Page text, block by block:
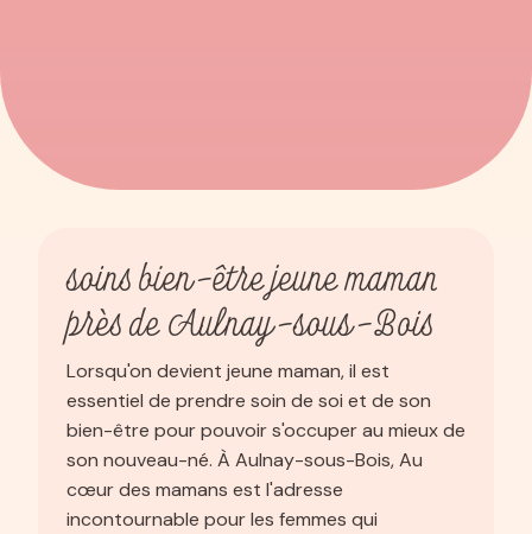
soins bien-être jeune maman
près de Aulnay-sous-Bois
Lorsqu'on devient jeune maman, il est
essentiel de prendre soin de soi et de son
bien-être pour pouvoir s'occuper au mieux de
son nouveau-né. À Aulnay-sous-Bois, Au
cœur des mamans est l'adresse
incontournable pour les femmes qui